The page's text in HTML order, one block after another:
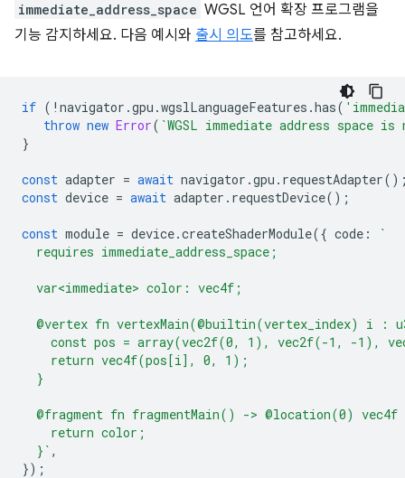
immediate_address_space WGSL 언어 확장 프로그램을
기능 감지하세요. 다음 예시와 출시 의도를 참고하세요.
if ( ! navigator .gpu .wgslLanguageFeatures .has(
throw new Error( `WGSL immediate address space
}
const adapter = await navigator .gpu . requestAdapter
const device = await adapter . requestDevice();
const module = device.createShaderModule({ code :
`
  requires immediate_address_space;
  var<immediate> color: vec4f;
@vertex fn vertexMain(@builtin(vertex_index) i :
const pos = array(vec2f(0, 1), vec2f(-1, -1),
    return vec4f(pos[i], 0, 1);
  }
@fragment fn fragmentMain() -> @location(0) vec4f
    return color;
  }`
,
});